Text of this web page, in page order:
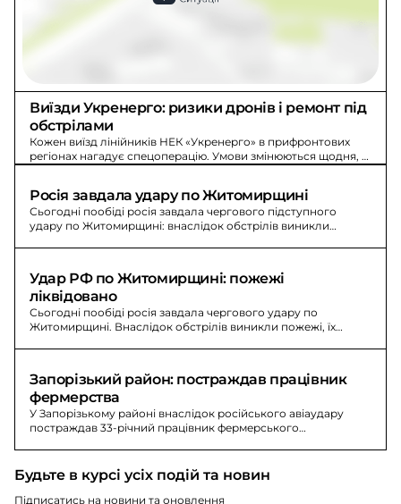
Виїзди Укренерго: ризики дронів і ремонт під
обстрілами
Кожен виїзд лінійників НЕК «Укренерго» в прифронтових
регіонах нагадує спецоперацію. Умови змінюються щодня, а
Росія завдала удару по Житомирщині
Сьогодні пообіді росія завдала чергового підступного
удару по Житомирщині: внаслідок обстрілів виникли
Удар РФ по Житомирщині: пожежі
ліквідовано
Сьогодні пообіді росія завдала чергового удару по
Житомирщині. Внаслідок обстрілів виникли пожежі, їх
Запорізький район: постраждав працівник
фермерства
У Запорізькому районі внаслідок російського авіаудару
постраждав 33-річний працівник фермерського
Будьте в курсі усіх подій та новин
Підписатись на новини та оновлення